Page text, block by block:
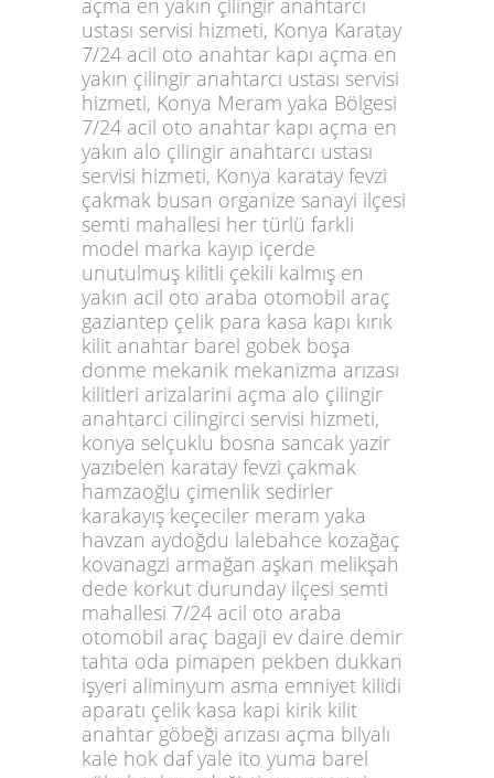
ustası servisi hizmeti, Konya Karatay
7/24 acil oto anahtar kapı açma en
yakın çilingir anahtarcı ustası servisi
hizmeti, Konya Meram yaka Bölgesi
7/24 acil oto anahtar kapı açma en
yakın alo çilingir anahtarcı ustası
servisi hizmeti, Konya karatay fevzi
çakmak busan organize sanayi ilçesi
semti mahallesi her türlü farkli
model marka kayıp içerde
unutulmuş kilitli çekili kalmış en
yakın acil oto araba otomobil araç
gaziantep çelik para kasa kapı kırık
kilit anahtar barel gobek boşa
donme mekanik mekanizma arızası
kilitleri arizalarini açma alo çilingir
anahtarci cilingirci servisi hizmeti,
konya selçuklu bosna sancak yazir
yazıbelen karatay fevzi çakmak
hamzaoğlu çimenlik sedirler
karakayış keçeciler meram yaka
havzan aydoğdu lalebahce kozağaç
kovanagzi armağan aşkan melikşah
dede korkut durunday ilçesi semti
mahallesi 7/24 acil oto araba
otomobil araç bagaji ev daire demir
tahta oda pimapen pekben dukkan
işyeri aliminyum asma emniyet kilidi
aparatı çelik kasa kapi kirik kilit
anahtar göbeği arızası açma bilyalı
kale hok daf yale ito yuma barel